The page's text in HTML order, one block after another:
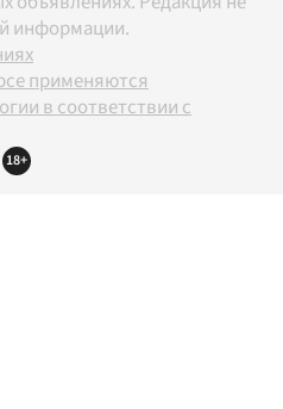
информации.
применяются
в соответствии с
18+